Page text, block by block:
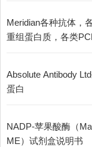
Meridian各种抗体，
重组蛋白质，各类
Absolute Antibody
蛋白
NADP-苹果酸酶（
ME）试剂盒说明书